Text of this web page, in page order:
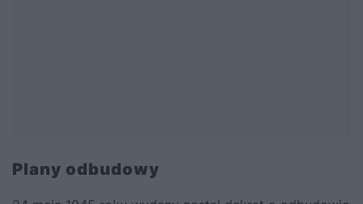
Plany odbudowy